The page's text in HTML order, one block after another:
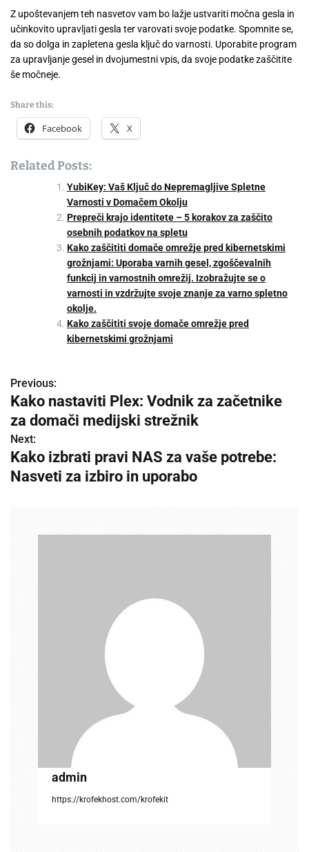
Z upoštevanjem teh nasvetov vam bo lažje ustvariti močna gesla in
učinkovito upravljati gesla ter varovati svoje podatke. Spomnite se,
da so dolga in zapletena gesla ključ do varnosti. Uporabite program
za upravljanje gesel in dvojumestni vpis, da svoje podatke zaščitite
še močneje.
Share this:
Facebook X
Related Posts:
YubiKey: Vaš Ključ do Nepremagljive Spletne
Varnosti v Domačem Okolju
Prepreči krajo identitete – 5 korakov za zaščito
osebnih podatkov na spletu
Kako zaščititi domače omrežje pred kibernetskimi
grožnjami: Uporaba varnih gesel, zgoščevalnih
funkcij in varnostnih omrežij. Izobražujte se o
varnosti in vzdržujte svoje znanje za varno spletno
okolje.
Kako zaščititi svoje domače omrežje pred
kibernetskimi grožnjami
P
o
s
t
Previous:
Kako nastaviti Plex: Vodnik za začetnike
za domači medijski strežnik
Next:
Kako izbrati pravi NAS za vaše potrebe:
Nasveti za izbiro in uporabo
admin
https://krofekhost.com/krofekit